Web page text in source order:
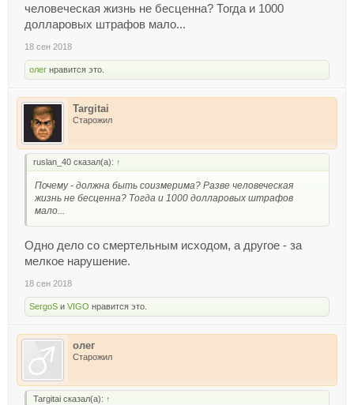
человеческая жизнь не бесценна? Тогда и 1000
долларовых штрафов мало...
18 сен 2018
олег нравится это.
Targitai
Старожил
ruslan_40 сказал(а): ↑
Почему - должна быть соизмерима? Разве человеческая
жизнь не бесценна? Тогда и 1000 долларовых штрафов
мало...
Одно дело со смертельным исходом, а другое - за
мелкое нарушение.
18 сен 2018
SergoS и VIGO нравится это.
олег
Старожил
Targitai сказал(а): ↑